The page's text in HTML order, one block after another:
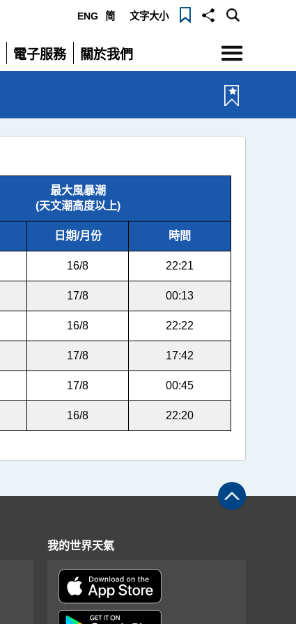
ENG 简 文字大小
電子服務
展
關於我們
展
選
單
最大風暴潮
(天文潮高度以上)
日期/月份 時間
16/8 22:21
17/8 00:13
16/8 22:22
17/8 17:42
17/8 00:45
16/8 22:20
我的世界天氣